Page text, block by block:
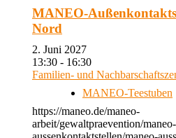
MANEO-
Nord
2. Juni 2027
13:30 - 16:30
Familien- und
MANEO-Teestuben
https://maneo.de/maneo-
arbeit/gewaltpraevention/maneo-